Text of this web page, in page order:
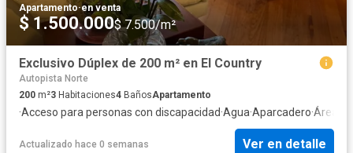
Apartamento·en venta
$ 1.500.000$ 7.500/m²
Exclusivo Dúplex de 200 m² en El Country
Autopista Norte
200 m²3 Habitaciones4 BañosApartamento
·Acceso para personas con discapacidad·Agua·Aparcadero·Área
Actualizado hace 0 semanas Ver en detalle